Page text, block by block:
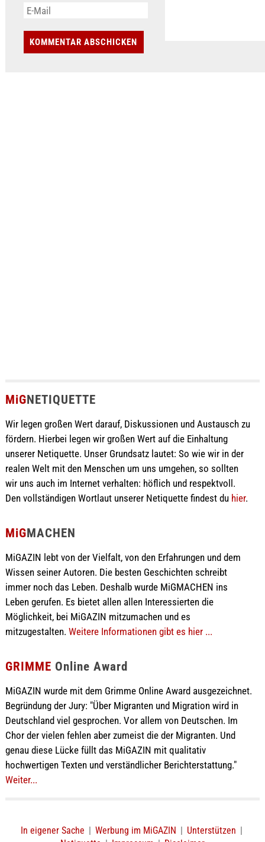
MiGNETIQUETTE
Wir legen großen Wert darauf, Diskussionen und Austausch zu
fördern. Hierbei legen wir großen Wert auf die Einhaltung
unserer Netiquette. Unser Grundsatz lautet: So wie wir in der
realen Welt mit den Menschen um uns umgehen, so sollten
wir uns auch im Internet verhalten: höflich und respektvoll.
Den vollständigen Wortlaut unserer Netiquette findest du hier.
MiGMACHEN
MiGAZIN lebt von der Vielfalt, von den Erfahrungen und dem
Wissen seiner Autoren. Die besten Geschichten schreibt
immer noch das Leben. Deshalb wurde MiGMACHEN ins
Leben gerufen. Es bietet allen allen Interessierten die
Möglichkeit, bei MiGAZIN mitzumachen und es
mitzugestalten. Weitere Informationen gibt es hier ...
GRIMME Online Award
MiGAZIN wurde mit dem Grimme Online Award ausgezeichnet.
Begründung der Jury: "Über Migranten und Migration wird in
Deutschland viel gesprochen. Vor allem von Deutschen. Im
Chor der vielen fehlen aber zumeist die der Migranten. Und
genau diese Lücke füllt das MiGAZIN mit qualitativ
hochwertigen Texten und verständlicher Berichterstattung."
Weiter...
In eigener Sache | Werbung im MiGAZIN | Unterstützen |